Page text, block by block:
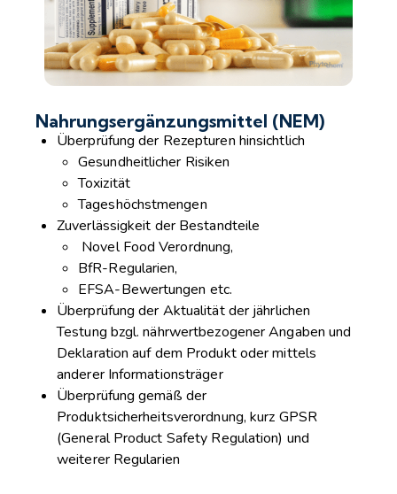
Nahrungsergänzungsmittel (NEM)
Überprüfung der Rezepturen hinsichtlich
Gesundheitlicher Risiken
Toxizität
Tageshöchstmengen
Zuverlässigkeit der Bestandteile
Novel Food Verordnung,
BfR-Regularien,
EFSA-Bewertungen etc.
Überprüfung der Aktualität der jährlichen
Testung bzgl. nährwertbezogener Angaben und
Deklaration auf dem Produkt oder mittels
anderer Informationsträger
Überprüfung gemäß der
Produktsicherheitsverordnung, kurz GPSR
(General Product Safety Regulation) und
weiterer Regularien